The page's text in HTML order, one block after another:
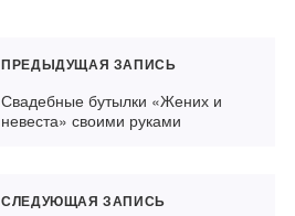
ПРЕДЫДУЩАЯ ЗАПИСЬ
Свадебные бутылки «Жених и
невеста» своими руками
СЛЕДУЮЩАЯ ЗАПИСЬ